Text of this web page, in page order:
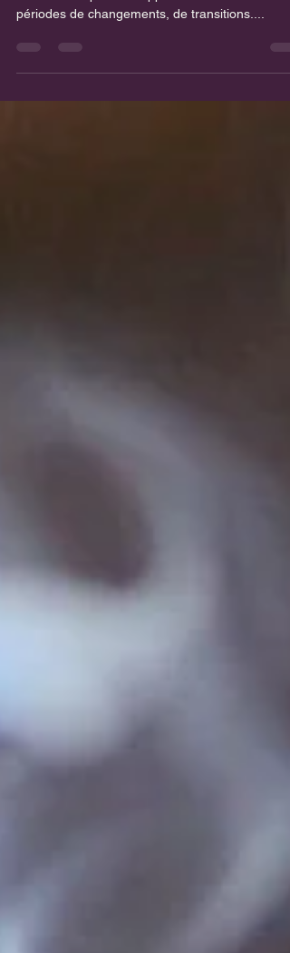
🌟Cette incantation est une aide précieuse pour
périodes de changements, de transitions....